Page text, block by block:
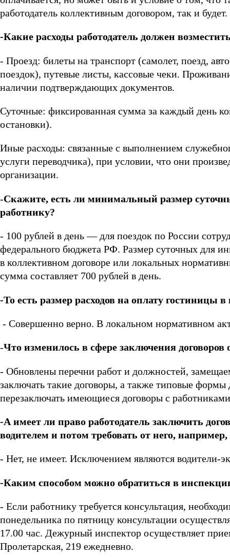
работодатель коллективным договором, так и будет.
-Какие расходы работодатель должен
- Проезд: билеты на транспорт (самолет, поезд,
поездок), путевые листы, кассовые чеки.
наличии подтверждающих документов.
Суточные: фиксированная сумма за каждый день
остановки).
Иные расходы: связанные с выполнением
услуги переводчика), при условии, что они
организации.
-Скажите, есть ли минимальный размер
работнику?
- 100 рублей в день — для поездок по России
федерального бюджета РФ. Размер суточных для
в коллективном договоре или локальных
сумма составляет 700 рублей в день.
-То есть размер расходов на оплату гостиницы
- Совершенно верно. В локальном нормативном
-Что изменилось в сфере заключения договоров
- Обновлены перечни работ и должностей,
заключать такие договоры, а также типовые формы
перезаключать имеющиеся договоры с
-А имеет ли право работодатель заключить
водителем и потом требовать от него,
- Нет, не имеет. Исключением являются водители-
-Каким способом можно обратиться в
- Если работнику требуется консультация,
понедельника по пятницу консультации
17.00 час. Дежурный инспектор осуществляет
Пролетарская, 219 ежедневно.